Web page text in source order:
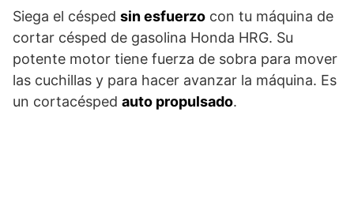
Siega el césped sin esfuerzo con tu máquina de
cortar césped de gasolina Honda HRG. Su
potente motor tiene fuerza de sobra para mover
las cuchillas y para hacer avanzar la máquina. Es
un cortacésped auto propulsado.